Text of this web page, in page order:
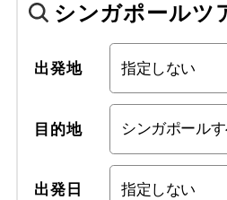
シンガポールツ
出発地
目的地
出発日